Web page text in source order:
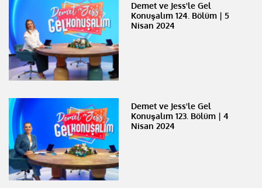
Demet ve Jess'le Gel
Konuşalım 124. Bölüm | 5
Nisan 2024
Demet ve Jess'le Gel
Konuşalım 123. Bölüm | 4
Nisan 2024